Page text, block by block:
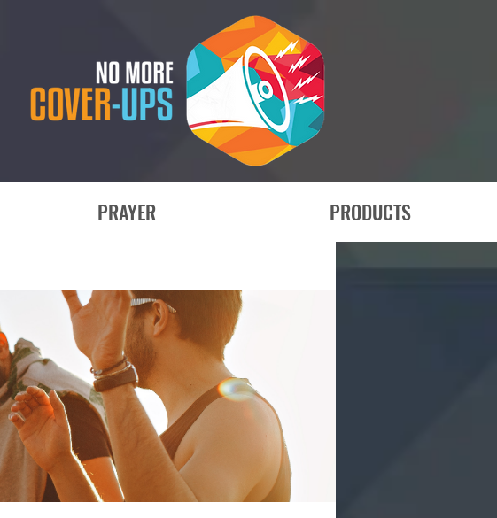
PRAYER PRODUCTS